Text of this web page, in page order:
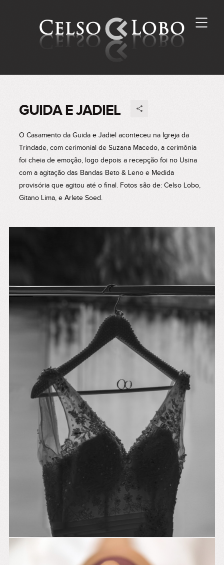
GUIDA E JADIEL
O Casamento da Guida e Jadiel aconteceu na Igreja da
Trindade, com cerimonial de Suzana Macedo, a cerimônia
foi cheia de emoção, logo depois a recepção foi no Usina
com a agitação das Bandas Beto & Leno e Medida
provisória que agitou até o final. Fotos são de: Celso Lobo,
Gitano Lima, e Arlete Soed.